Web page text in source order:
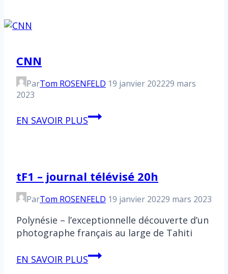
CNN
ParTom ROSENFELD 19 janvier 202229 mars
2023
EN SAVOIR PLUSCNN
tF1 – journal télévisé 20h
ParTom ROSENFELD 19 janvier 20229 mars 2023
Polynésie – l’exceptionnelle découverte d’un
photographe français au large de Tahiti
EN SAVOIR PLUStF1
–